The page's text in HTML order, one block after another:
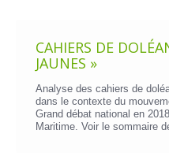
CAHIERS DE
JAUNES »
Analyse des cahiers de
dans le contexte du
Grand débat national en
Maritime. Voir le sommaire